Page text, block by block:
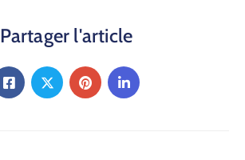
Partager l'article